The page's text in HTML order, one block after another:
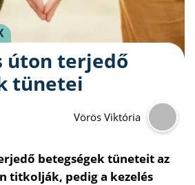
úton terjedő
tünetei
Vörös Viktória
betegségek tüneteit az
titkolják, pedig a kezelés